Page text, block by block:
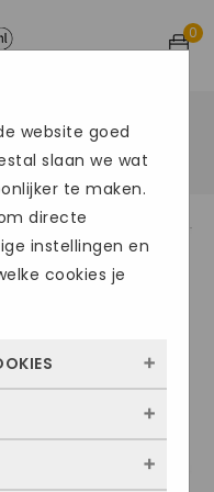
0
/
Size Chart
website goed
slaan we wat
te maken.
directe
instellingen en
cookies je
dat de website
Meestal
vaak onze